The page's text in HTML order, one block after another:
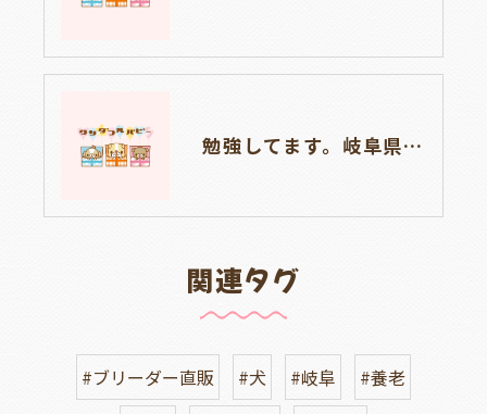
勉強してます。岐阜県養老町ブリーダーのワンダフルパピーです。
関連タグ
#ブリーダー直販 #犬 #岐阜
#養老